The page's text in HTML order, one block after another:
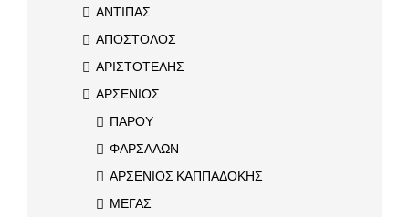
ΑΝΤΙΠΑΣ
ΑΠΟΣΤΟΛΟΣ
ΑΡΙΣΤΟΤΕΛΗΣ
ΑΡΣΕΝΙΟΣ
ΠΑΡΟΥ
ΦΑΡΣΑΛΩΝ
ΑΡΣΕΝΙΟΣ ΚΑΠΠΑΔΟΚΗΣ
ΜΕΓΑΣ